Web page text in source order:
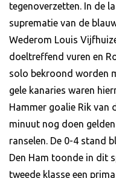
tegenoverzetten. In de
suprematie van de
Wederom Louis
doeltreffend vuren en
solo bekroond worden
gele kanaries waren
Hammer goalie Rik van
minuut nog doen
ranselen. De 0-4 stand
Den Ham toonde in dit
tweede klasse een